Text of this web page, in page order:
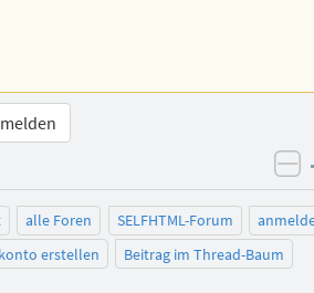
alle Foren SELFHTML-Forum
erstellen
Beitrag im Thread-Baum